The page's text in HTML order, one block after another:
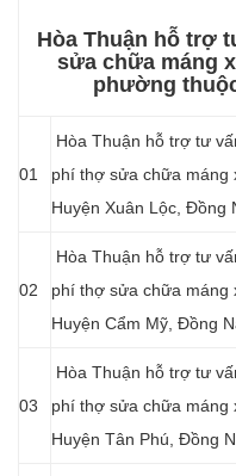
Hòa Thuận hỗ trợ
sửa chữa máng
phường
01
Hòa Thuận hỗ trợ tư
phí thợ sửa chữa máng
Huyện Xuân Lộc, Đồng
02
Hòa Thuận hỗ trợ tư
phí thợ sửa chữa máng
Huyện Cẩm Mỹ, Đồng
03
Hòa Thuận hỗ trợ tư
phí thợ sửa chữa máng
Huyện Tân Phú, Đồng